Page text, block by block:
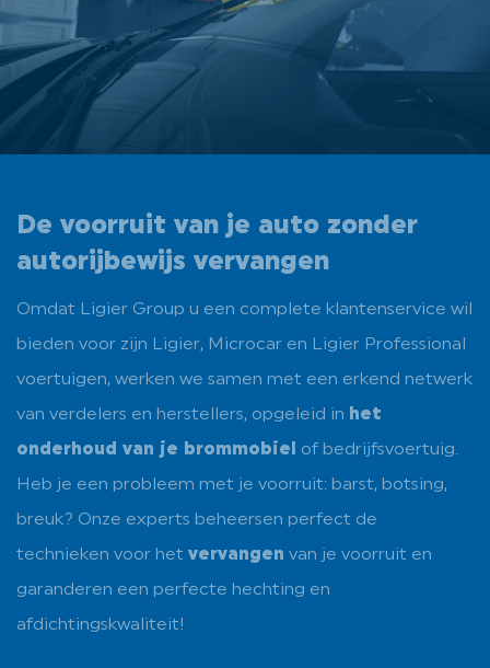
De voorruit van je auto zonder
autorijbewijs vervangen
Omdat Ligier Group u een complete klantenservice wil
bieden voor zijn Ligier, Microcar en Ligier Professional
voertuigen, werken we samen met een erkend netwerk
van verdelers en herstellers, opgeleid in het
onderhoud van je brommobiel
of bedrijfsvoertuig.
Heb je een probleem met je voorruit: barst, botsing,
breuk? Onze experts beheersen perfect de
technieken voor het vervangen van je voorruit en
garanderen een perfecte hechting en
afdichtingskwaliteit!